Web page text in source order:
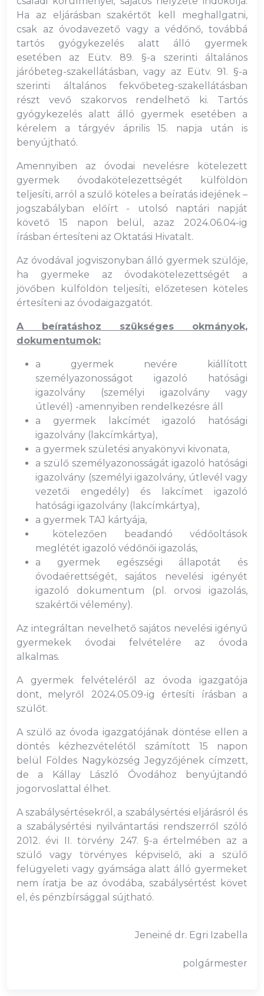
Ha az eljárásban szakértőt kell meghallgatni,
csak az óvodavezető vagy a védőnő, továbbá
tartós gyógykezelés alatt álló gyermek
esetében az Eütv. 89. §-a szerinti általános
járóbeteg-szakellátásban, vagy az Eütv. 91. §-a
szerinti általános fekvőbeteg-szakellátásban
részt vevő szakorvos rendelhető ki. Tartós
gyógykezelés alatt álló gyermek esetében a
kérelem a tárgyév április 15. napja után is
benyújtható.
Amennyiben az óvodai nevelésre kötelezett
gyermek óvodakötelezettségét külföldön
teljesíti, arról a szülő köteles a beíratás idejének –
jogszabályban előírt - utolsó naptári napját
követő 15 napon belül, azaz 2024.06.04-ig
írásban értesíteni az Oktatási Hivatalt.
Az óvodával jogviszonyban álló gyermek szülője,
ha gyermeke az óvodakötelezettségét a
jövőben külföldön teljesíti, előzetesen köteles
értesíteni az óvodaigazgatót.
A beíratáshoz szükséges okmányok,
dokumentumok:
a gyermek nevére kiállított
személyazonosságot igazoló hatósági
igazolvány (személyi igazolvány vagy
útlevél) -amennyiben rendelkezésre áll
a gyermek lakcímét igazoló hatósági
igazolvány (lakcímkártya),
a gyermek születési anyakönyvi kivonata,
a szülő személyazonosságát igazoló hatósági
igazolvány (személyi igazolvány, útlevél vagy
vezetői engedély) és lakcímet igazoló
hatósági igazolvány (lakcímkártya),
a gyermek TAJ kártyája,
kötelezően beadandó védőoltások
meglétét igazoló védőnői igazolás,
a gyermek egészségi állapotát és
óvodaérettségét, sajátos nevelési igényét
igazoló dokumentum (pl. orvosi igazolás,
szakértői vélemény).
Az integráltan nevelhető sajátos nevelési igényű
gyermekek óvodai felvételére az óvoda
alkalmas.
A gyermek felvételéről az óvoda igazgatója
dönt, melyről 2024.05.09-ig értesíti írásban a
szülőt.
A szülő az óvoda igazgatójának döntése ellen a
döntés kézhezvételétől számított 15 napon
belül Földes Nagyközség Jegyzőjének címzett,
de a Kállay László Óvodához benyújtandó
jogorvoslattal élhet.
A szabálysértésekről, a szabálysértési eljárásról és
a szabálysértési nyilvántartási rendszerről szóló
2012. évi II. törvény 247. §-a értelmében az a
szülő vagy törvényes képviselő, aki a szülő
felügyeleti vagy gyámsága alatt álló gyermeket
nem íratja be az óvodába, szabálysértést követ
el, és pénzbírsággal sújtható.
Jeneiné dr. Egri Izabella
polgármester